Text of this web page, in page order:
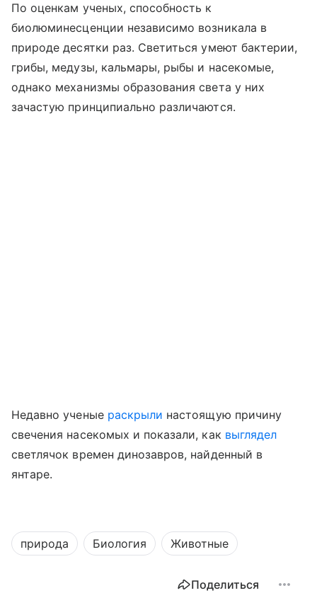
По оценкам ученых, способность к
биолюминесценции независимо возникала в
природе десятки раз. Светиться умеют бактерии,
грибы, медузы, кальмары, рыбы и насекомые,
однако механизмы образования света у них
зачастую принципиально различаются.
Недавно ученые раскрыли настоящую причину
свечения насекомых и показали, как выглядел
светлячок времен динозавров, найденный в
янтаре.
природа Биология Животные
Поделиться